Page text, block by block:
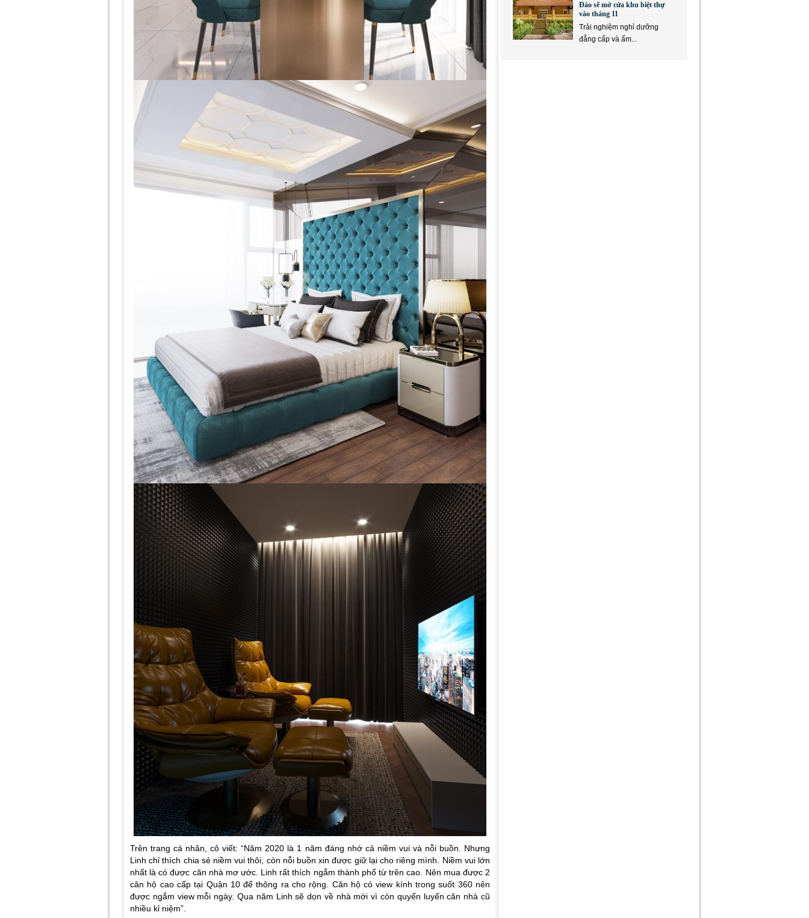
Trên trang cá nhân, cô viết: “Năm 2020 là 1 năm đáng nhớ cả niềm vui và nỗi buồn. Nhưng
Linh chỉ thích chia sẻ niềm vui thôi, còn nỗi buồn xin được giữ lại cho riêng mình. Niềm vui lớn
nhất là có được căn nhà mơ ước. Linh rất thích ngắm thành phố từ trên cao. Nên mua được 2
căn hộ cao cấp tại Quận 10 để thông ra cho rộng. Căn hộ có view kính trong suốt 360 nên
được ngắm view mỗi ngày. Qua năm Linh sẽ dọn về nhà mới vì còn quyến luyến căn nhà cũ
nhiều kỉ niệm”.
Đảo sẽ mở cửa khu biệt thự
vào tháng 11
Trải nghiệm nghỉ dưỡng
đẳng cấp và ẩm...